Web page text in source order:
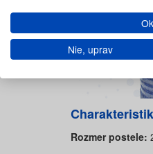
Rozmer postele:
Nie, uprav